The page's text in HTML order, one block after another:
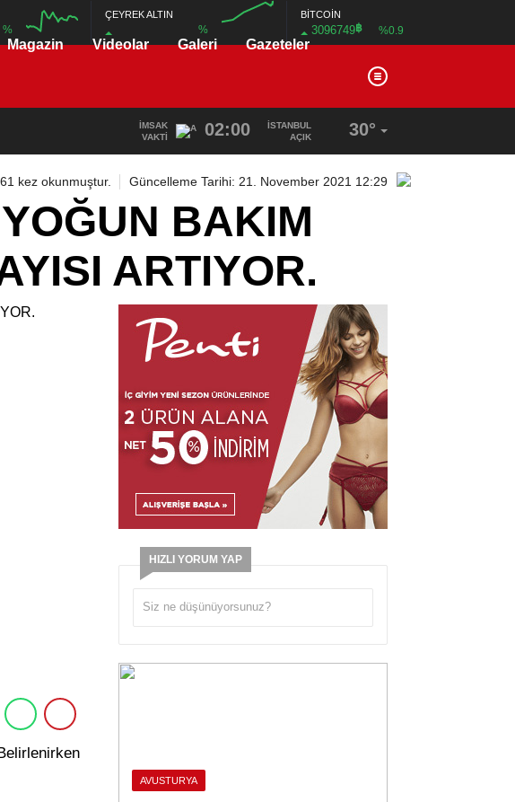
%
ÇEYREK ALTIN
%
BİTCOİN
3096749฿ %0.9
Magazin Videolar Galeri Gazeteler
İMSAK
VAKTI
02:00
İSTANBUL
AÇIK
30°
kez okunmuştur. Güncelleme Tarihi: 21. November 2021 12:29
BAKIM
ARTIYOR.
HIZLI YORUM YAP
AVUSTURYA